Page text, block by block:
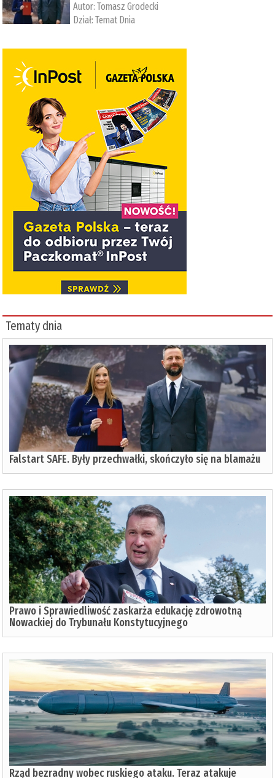
Autor:Tomasz Grodecki
Dział:Temat Dnia
Tematy dnia
Falstart SAFE. Były przechwałki, skończyło się na blamażu
Prawo i Sprawiedliwość zaskarża edukację zdrowotną
Nowackiej do Trybunału Konstytucyjnego
Rząd bezradny wobec ruskiego ataku. Teraz atakuje